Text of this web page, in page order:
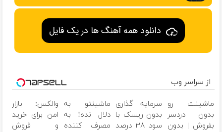
دانلود همه آهنگ ها در یک فایل
از سراسر وب
ماشینت رو
بدون دردسر
بفروش | بدون
سرمایه گذاری
بدون ریسک با
سود ۳۸ درصد
ماشینتو به
دلال نده! به
مصرف کننده
والکس: بازار
امن برای خرید
و فروش